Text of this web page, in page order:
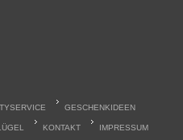
GESCHENKIDEEN
KONTAKT IMPRESSUM